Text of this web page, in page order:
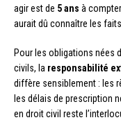
agir est de 5 ans à
aurait dû connaître les
Pour les obligations nées
civils, la responsabilité
diffère sensiblement : les
les délais de prescription
en droit civil reste